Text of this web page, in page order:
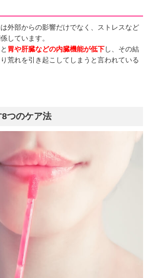
外部からの影響だけでなく、ストレスなど
しています。
胃や肝臓などの内臓機能が低下し、その結
荒れを引き起こしてしまうと言われている
つのケア法